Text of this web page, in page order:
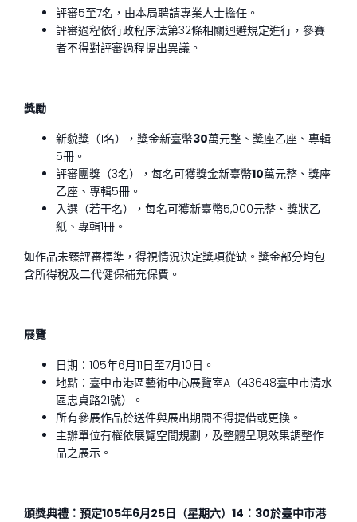
評審5至7名，由本局聘請專業人士擔任。
評審過程依行政程序法第32條相關迴避規定進行，參賽
者不得對評審過程提出異議。
獎勵
新貌獎（1名），獎金新臺幣30萬元整、獎座乙座、專輯
5冊。
評審團獎（3名），每名可獲獎金新臺幣10萬元整、獎座
乙座、專輯5冊。
入選（若干名），每名可獲新臺幣5,000元整、獎狀乙
紙、專輯1冊。
如作品未臻評審標準，得視情況決定獎項從缺。獎金部分均包
含所得稅及二代健保補充保費。
展覽
日期：105年6月11日至7月10日。
地點：臺中市港區藝術中心展覽室A（43648臺中市清水
區忠貞路21號）。
所有參展作品於送件與展出期間不得提借或更換。
主辦單位有權依展覽空間規劃，及整體呈現效果調整作
品之展示。
頒獎典禮：預定105年6月25日（星期六）14：30於臺中市港